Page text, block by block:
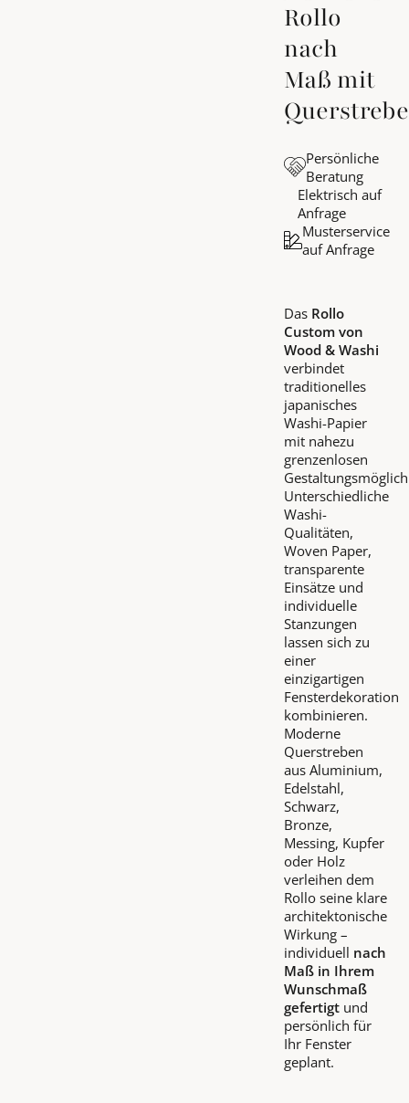
Rollo
nach
Maß mit
Persönliche
Beratung
Elektrisch auf
Anfrage
Musterservice
auf Anfrage
Das Rollo
Custom von
Wood & Washi
verbindet
traditionelles
japanisches
Washi-Papier
mit nahezu
grenzenlosen
Unterschiedliche
Washi-
Qualitäten,
Woven Paper,
transparente
Einsätze und
individuelle
Stanzungen
lassen sich zu
einer
einzigartigen
Fensterdekoration
kombinieren.
Moderne
Querstreben
aus Aluminium,
Edelstahl,
Schwarz,
Bronze,
Messing, Kupfer
oder Holz
verleihen dem
Rollo seine klare
architektonische
Wirkung –
individuell nach
Maß in Ihrem
Wunschmaß
gefertigtund
persönlich für
Ihr Fenster
geplant.